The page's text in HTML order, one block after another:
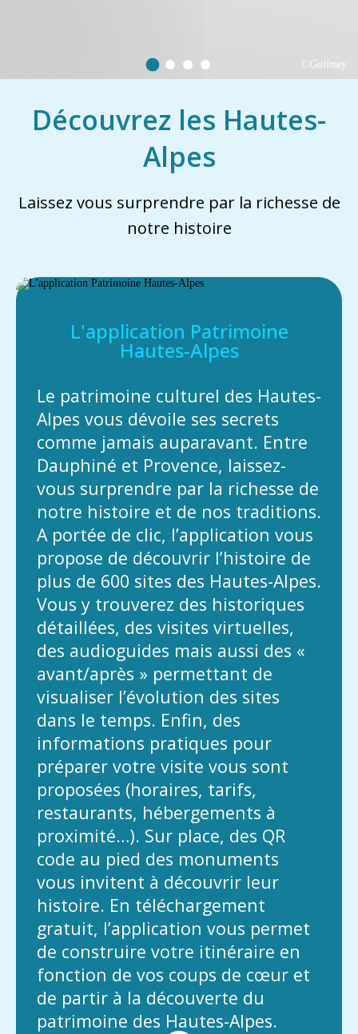
©Galimey
Découvrez les Hautes-
Alpes
Laissez vous surprendre par la richesse de
notre histoire
L'application Patrimoine
Hautes-Alpes
Le patrimoine culturel des Hautes-
Alpes vous dévoile ses secrets
comme jamais auparavant. Entre
Dauphiné et Provence, laissez-
vous surprendre par la richesse de
notre histoire et de nos traditions.
A portée de clic, l’application vous
propose de découvrir l’histoire de
plus de 600 sites des Hautes-Alpes.
Vous y trouverez des historiques
détaillées, des visites virtuelles,
des audioguides mais aussi des «
avant/après » permettant de
visualiser l’évolution des sites
dans le temps. Enfin, des
informations pratiques pour
préparer votre visite vous sont
proposées (horaires, tarifs,
restaurants, hébergements à
proximité…). Sur place, des QR
code au pied des monuments
vous invitent à découvrir leur
histoire. En téléchargement
gratuit, l’application vous permet
de construire votre itinéraire en
fonction de vos coups de cœur et
de partir à la découverte du
patrimoine des Hautes-Alpes.